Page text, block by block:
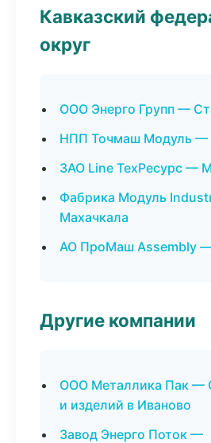
Кавказский
округ
ООО Энерго Групп —
НПП Точмаш Модуль —
ЗАО Line ТехРесурс —
Фабрика Модуль
Махачкала
АО ПроМаш Assembly —
Другие компании
ООО Металлика Пак —
и изделий в Иваново
Завод Энерго Поток —